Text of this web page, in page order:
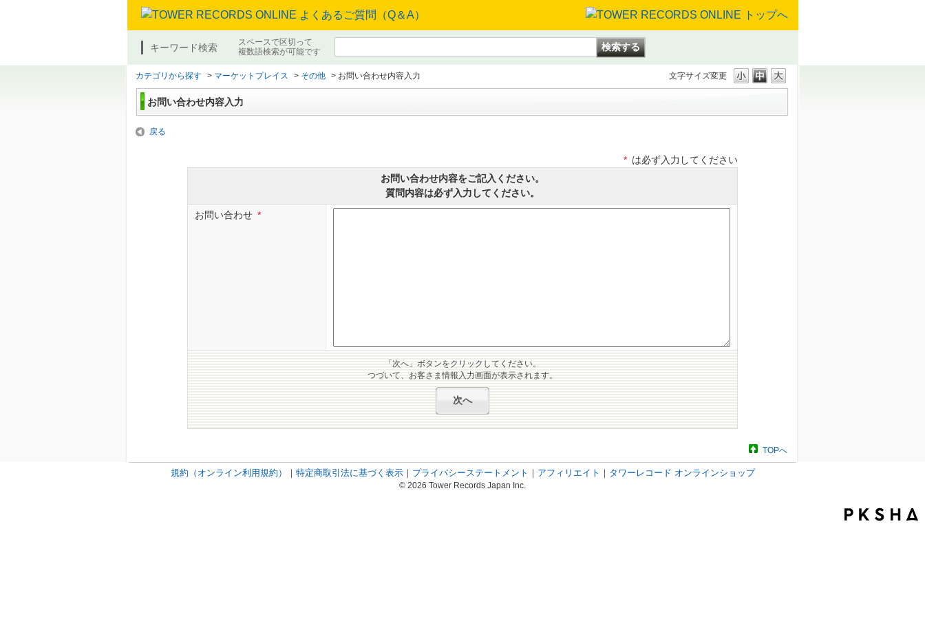
キーワード検索
スペースで区切って
複数語検索が可能です
文字サイズ変更
カテゴリから探す > マーケットプレイス > その他 > お問い合わせ内容入力
お問い合わせ内容入力
戻る
* は必ず入力してください
お問い合わせ内容をご記入ください。
質問内容は必ず入力してください。
お問い合わせ *
「次へ」ボタンをクリックしてください。
つづいて、お客さま情報入力画面が表示されます。
TOPへ
規約（オンライン利用規約） ｜ 特定商取引法に基づく表示｜ プライバシーステートメント ｜ アフィリエイト ｜ タワーレコード オンラインショップ
© 2026 Tower Records Japan Inc.